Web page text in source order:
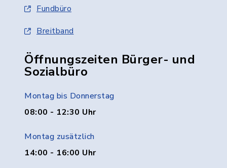
Fundbüro
Breitband
Öffnungszeiten Bürger- und
Sozialbüro
Montag bis Donnerstag
08:00 - 12:30 Uhr
Montag zusätzlich
14:00 - 16:00 Uhr